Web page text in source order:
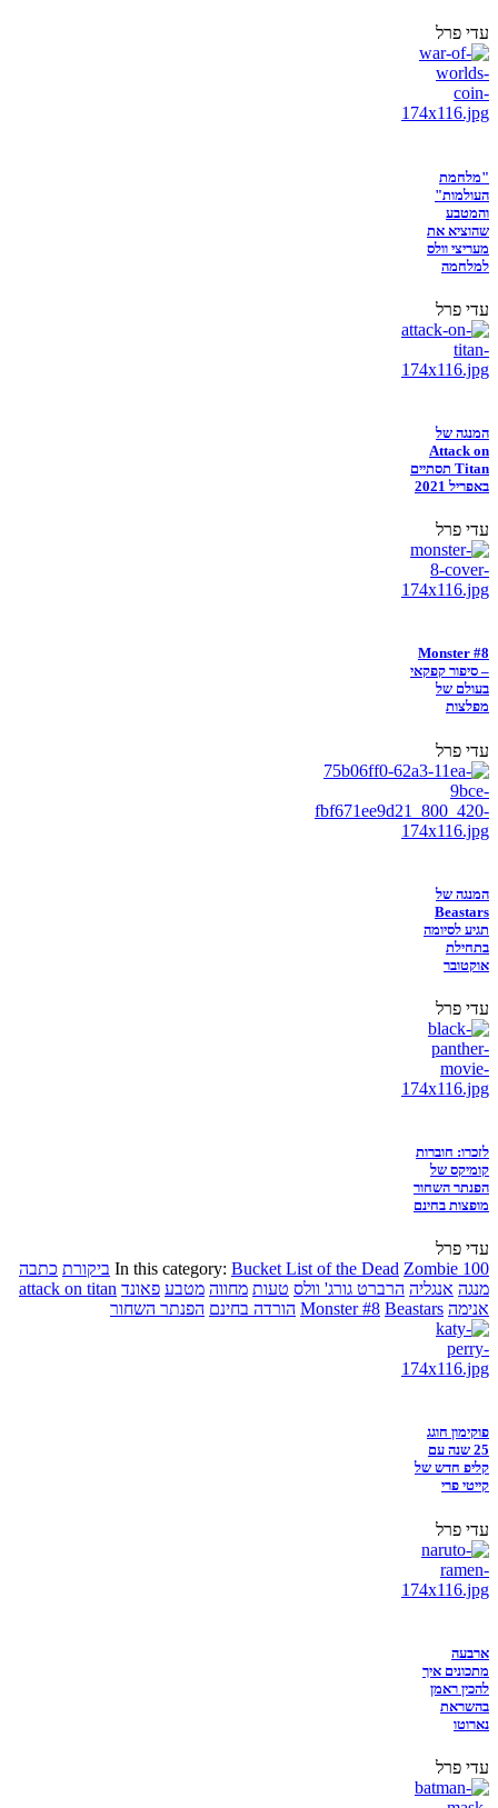
עדי פרל
"מלחמת
העולמות"
והמטבע
שהוציא את
מעריצי וולס
למלחמה
עדי פרל
המנגה של
Attack on
Titan תסתיים
באפריל 2021
עדי פרל
Monster #8
– סיפור קפקאי
בעולם של
מפלצות
עדי פרל
המנגה של
Beastars
תגיע לסיומה
בתחילת
אוקטובר
עדי פרל
לזכרו: חוברות
קומיקס של
הפנתר השחור
מופצות בחינם
עדי פרל
In this category: Bucket List of the Dead Zombie 100 ביקורת כתבה
מנגה אנגליה הרברט גורג' וולס טעות מחווה מטבע פאונד attack on titan
אנימה
Monster #8 Beastars הורדה בחינם הפנתר השחור
פוקימון חוגג
25 שנה עם
קליפ חדש של
קייטי פרי
עדי פרל
ארבעה
מתכונים איך
להכין ראמן
בהשראת
נארוטו
עדי פרל